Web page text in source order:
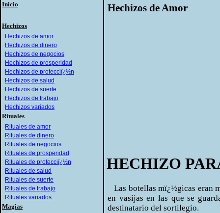
Inicio
Hechizos
Hechizos de amor
Hechizos de dinero
Hechizos de negocios
Hechizos de prosperidad
Hechizos de protecciï¿½n
Hechizos de salud
Hechizos de suerte
Hechizos de trabajo
Hechizos variados
Rituales
Rituales de amor
Rituales de dinero
Rituales de negocios
Rituales de prosperidad
Rituales de protecciï¿½n
Rituales de salud
Rituales de suerte
Rituales de trabajo
Rituales variados
Magias
Hechizos de Amor
HECHIZO
Las botellas mï¿½gicas eran
en vasijas en las que se
destinatario del sortilegio.